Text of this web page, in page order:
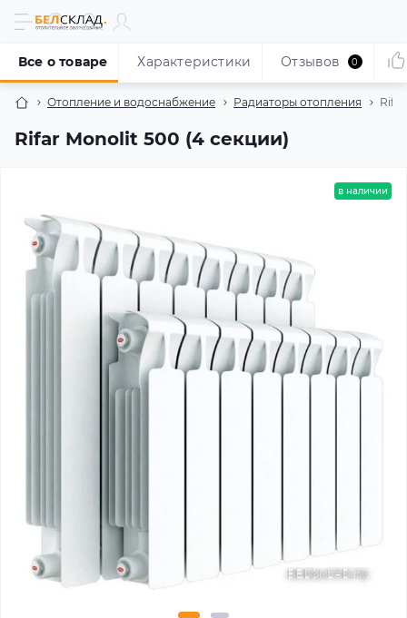
Отопление и водоснабжение Радиаторы отопления
Rifar Monolit 500 (4 секции)
Все о товаре Характеристики Отзывов 0
в наличии